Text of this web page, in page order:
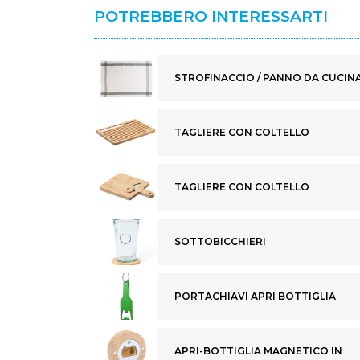
POTREBBERO INTERESSARTI
STROFINACCIO / PANNO DA
TAGLIERE CON COLTELLO
TAGLIERE CON COLTELLO
SOTTOBICCHIERI
PORTACHIAVI APRI BOTTIGLIA
APRI-BOTTIGLIA MAGNETICO IN